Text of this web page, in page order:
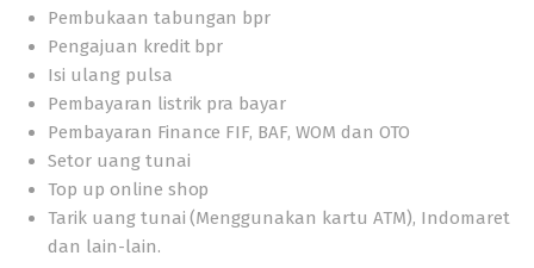
Pembukaan tabungan bpr
Pengajuan kredit bpr
Isi ulang pulsa
Pembayaran listrik pra bayar
Pembayaran Finance FIF, BAF, WOM dan OTO
Setor uang tunai
Top up online shop
Tarik uang tunai (Menggunakan kartu ATM), Indomaret
dan lain-lain.